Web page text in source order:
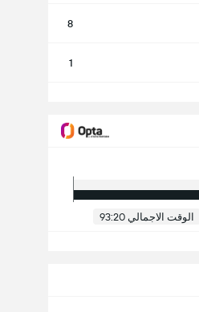
8
1
الوقت الاجمالي 93:20